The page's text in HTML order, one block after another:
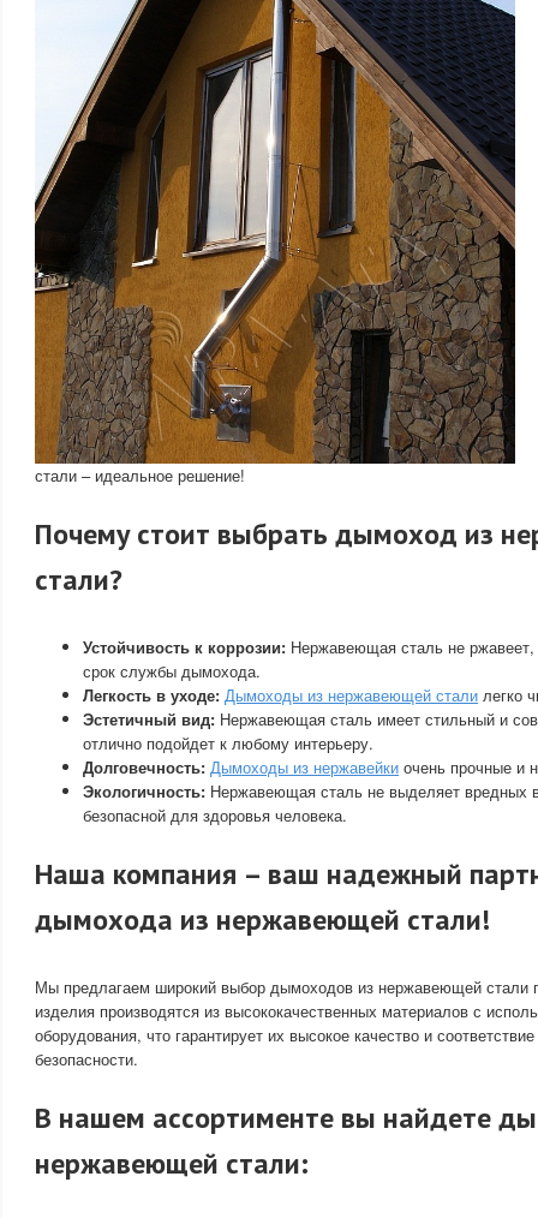
стали – идеальное решение!
Почему стоит выбрать дымоход из
стали?
Устойчивость к коррозии: Нержавеющая сталь не ржавеет,
срок службы дымохода.
Легкость в уходе: Дымоходы из нержавеющей стали легко
Эстетичный вид: Нержавеющая сталь имеет стильный и
отлично подойдет к любому интерьеру.
Долговечность: Дымоходы из нержавейки очень прочные и
Экологичность: Нержавеющая сталь не выделяет вредных
безопасной для здоровья человека.
Наша компания – ваш надежный
дымохода из нержавеющей стали!
Мы предлагаем широкий выбор дымоходов из нержавеющей
изделия производятся из высококачественных материалов с
оборудования, что гарантирует их высокое качество и
безопасности.
В нашем ассортименте вы найдете
нержавеющей стали: